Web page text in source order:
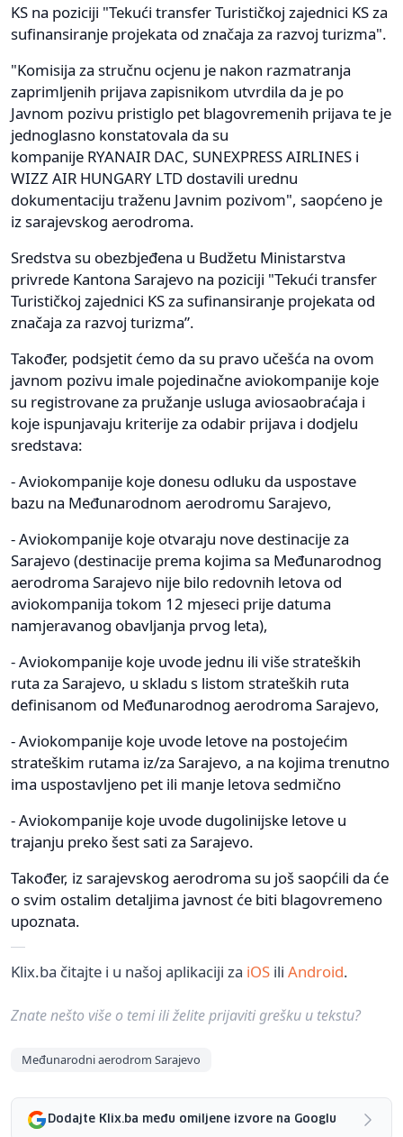
KS na poziciji "Tekući transfer Turističkoj zajednici KS za
sufinansiranje projekata od značaja za razvoj turizma".
"Komisija za stručnu ocjenu je nakon razmatranja
zaprimljenih prijava zapisnikom utvrdila da je po
Javnom pozivu pristiglo pet blagovremenih prijava te je
jednoglasno konstatovala da su
kompanije RYANAIR DAC, SUNEXPRESS AIRLINES i
WIZZ AIR HUNGARY LTD dostavili urednu
dokumentaciju traženu Javnim pozivom", saopćeno je
iz sarajevskog aerodroma.
Sredstva su obezbjeđena u Budžetu Ministarstva
privrede Kantona Sarajevo na poziciji "Tekući transfer
Turističkoj zajednici KS za sufinansiranje projekata od
značaja za razvoj turizma”.
Također, podsjetit ćemo da su pravo učešća na ovom
javnom pozivu imale pojedinačne aviokompanije koje
su registrovane za pružanje usluga aviosaobraćaja i
koje ispunjavaju kriterije za odabir prijava i dodjelu
sredstava:
- Aviokompanije koje donesu odluku da uspostave
bazu na Međunarodnom aerodromu Sarajevo,
- Aviokompanije koje otvaraju nove destinacije za
Sarajevo (destinacije prema kojima sa Međunarodnog
aerodroma Sarajevo nije bilo redovnih letova od
aviokompanija tokom 12 mjeseci prije datuma
namjeravanog obavljanja prvog leta),
- Aviokompanije koje uvode jednu ili više strateških
ruta za Sarajevo, u skladu s listom strateških ruta
definisanom od Međunarodnog aerodroma Sarajevo,
- Aviokompanije koje uvode letove na postojećim
strateškim rutama iz/za Sarajevo, a na kojima trenutno
ima uspostavljeno pet ili manje letova sedmično
- Aviokompanije koje uvode dugolinijske letove u
trajanju preko šest sati za Sarajevo.
Također, iz sarajevskog aerodroma su još saopćili da će
o svim ostalim detaljima javnost će biti blagovremeno
upoznata.
Klix.ba čitajte i u našoj aplikaciji za iOS ili Android.
Znate nešto više o temi ili želite prijaviti grešku u tekstu?
Međunarodni aerodrom Sarajevo
Dodajte Klix.ba među omiljene izvore na Googlu